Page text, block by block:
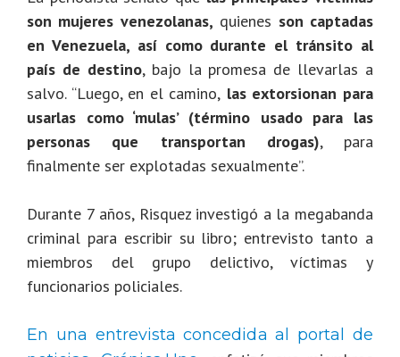
son mujeres venezolanas, quienes son captadas
en Venezuela, así como durante el tránsito al
país de destino, bajo la promesa de llevarlas a
salvo. “Luego, en el camino, las extorsionan para
usarlas como ‘mulas’ (término usado para las
personas que transportan drogas), para
finalmente ser explotadas sexualmente”.
Durante 7 años, Risquez investigó a la megabanda
criminal para escribir su libro; entrevisto tanto a
miembros del grupo delictivo, víctimas y
funcionarios policiales.
En una entrevista concedida al portal de